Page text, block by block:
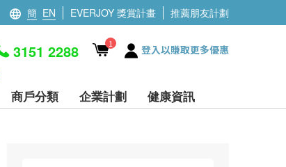
簡 EN EVERJOY 獎賞計畫 推薦朋友計劃
3151 2288 1 登入以賺取更多優惠
商戶分類 企業計劃 健康資訊